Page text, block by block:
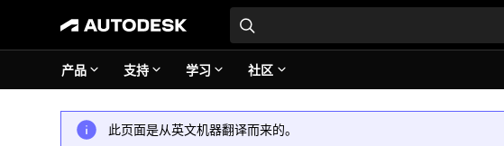
产品 支持 学习 社区
此页面是从英文机器翻译而来的。